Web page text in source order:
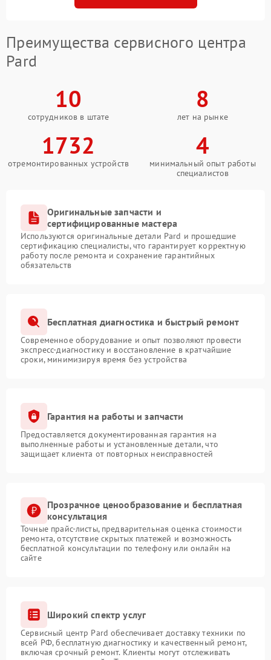
Преимущества сервисного центра
Pard
10
сотрудников в штате
8
лет на рынке
1732
отремонтированных устройств
4
минимальный опыт работы
специалистов
Оригинальные запчасти и
сертифицированные мастера
Используются оригинальные детали Pard и прошедшие
сертификацию специалисты, что гарантирует корректную
работу после ремонта и сохранение гарантийных
обязательств
Бесплатная диагностика и быстрый ремонт
Современное оборудование и опыт позволяют провести
экспресс-диагностику и восстановление в кратчайшие
сроки, минимизируя время без устройства
Гарантия на работы и запчасти
Предоставляется документированная гарантия на
выполненные работы и установленные детали, что
защищает клиента от повторных неисправностей
Прозрачное ценообразование и бесплатная
консультация
Точные прайс-листы, предварительная оценка стоимости
ремонта, отсутствие скрытых платежей и возможность
бесплатной консультации по телефону или онлайн на
сайте
Широкий спектр услуг
Сервисный центр Pard обеспечивает доставку техники по
всей РФ, бесплатную диагностику и качественный ремонт,
включая срочный ремонт. Клиенты могут отслеживать